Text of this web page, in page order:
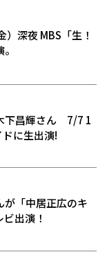
深夜 MBS「生！
下昌輝さん 7/7 1
に生出演!
が「中居正広のキ
出演！